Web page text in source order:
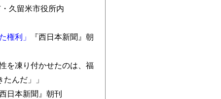
久留米市役所内
権利」
『西日本新聞』朝
を凍り付かせたのは、福
んだ」」
西日本新聞』朝刊